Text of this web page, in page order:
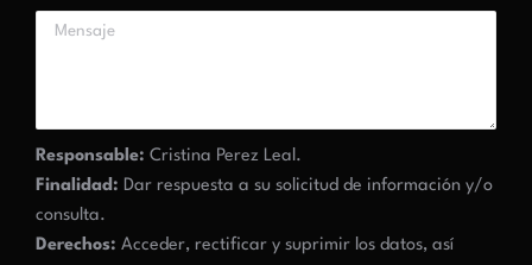
Responsable: Cristina Perez Leal.
Finalidad: Dar respuesta a su solicitud de información y/o
consulta.
Derechos: Acceder, rectificar y suprimir los datos, así